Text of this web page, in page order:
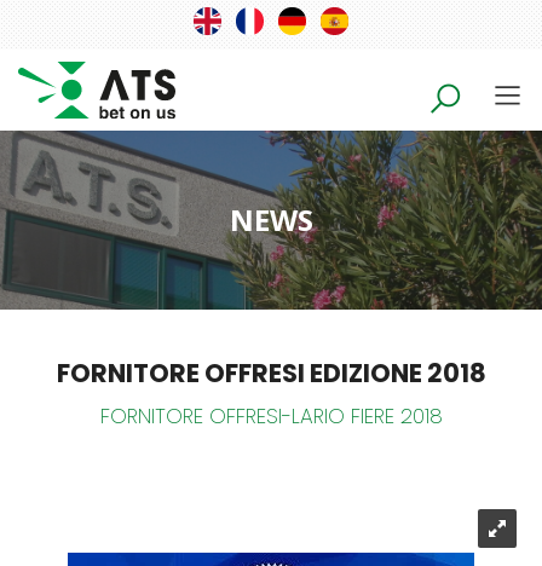
NEWS
FORNITORE OFFRESI EDIZIONE 2018
FORNITORE OFFRESI-LARIO FIERE 2018